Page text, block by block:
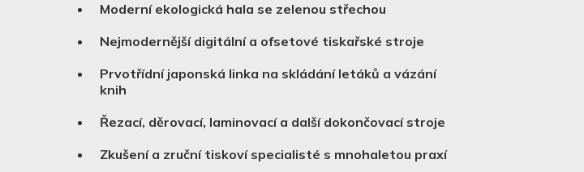
Moderní ekologická hala se zelenou střechou
Nejmodernější digitální a ofsetové tiskařské stroje
Prvotřídní japonská linka na skládání letáků a vázání
knih
Řezací, děrovací, laminovací a další dokončovací stroje
Zkušení a zruční tiskoví specialisté s mnohaletou praxí